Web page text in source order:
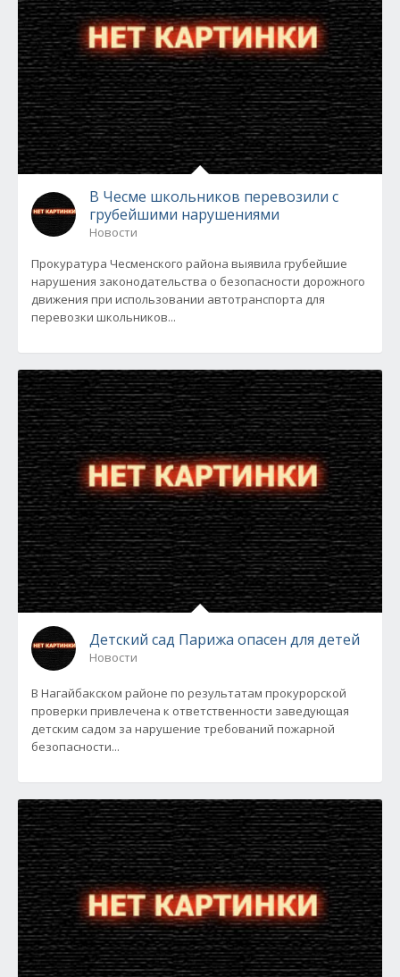
В Чесме школьников перевозили с
грубейшими нарушениями
Новости
Прокуратура Чесменского района выявила грубейшие
нарушения законодательства о безопасности дорожного
движения при использовании автотранспорта для
перевозки школьников...
Детский сад Парижа опасен для детей
Новости
В Нагайбакском районе по результатам прокурорской
проверки привлечена к ответственности заведующая
детским садом за нарушение требований пожарной
безопасности...